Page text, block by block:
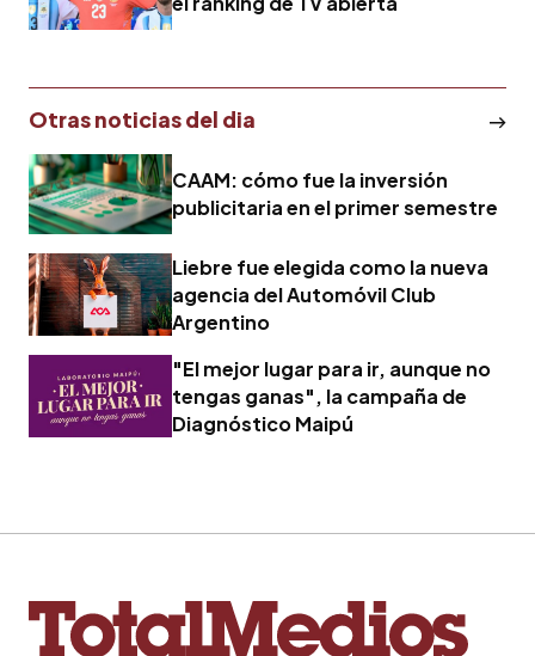
Otras noticias del dia
CAAM: cómo fue la inversión
publicitaria en el primer semestre
Liebre fue elegida como la nueva
agencia del Automóvil Club
Argentino
"El mejor lugar para ir, aunque no
tengas ganas", la campaña de
Diagnóstico Maipú